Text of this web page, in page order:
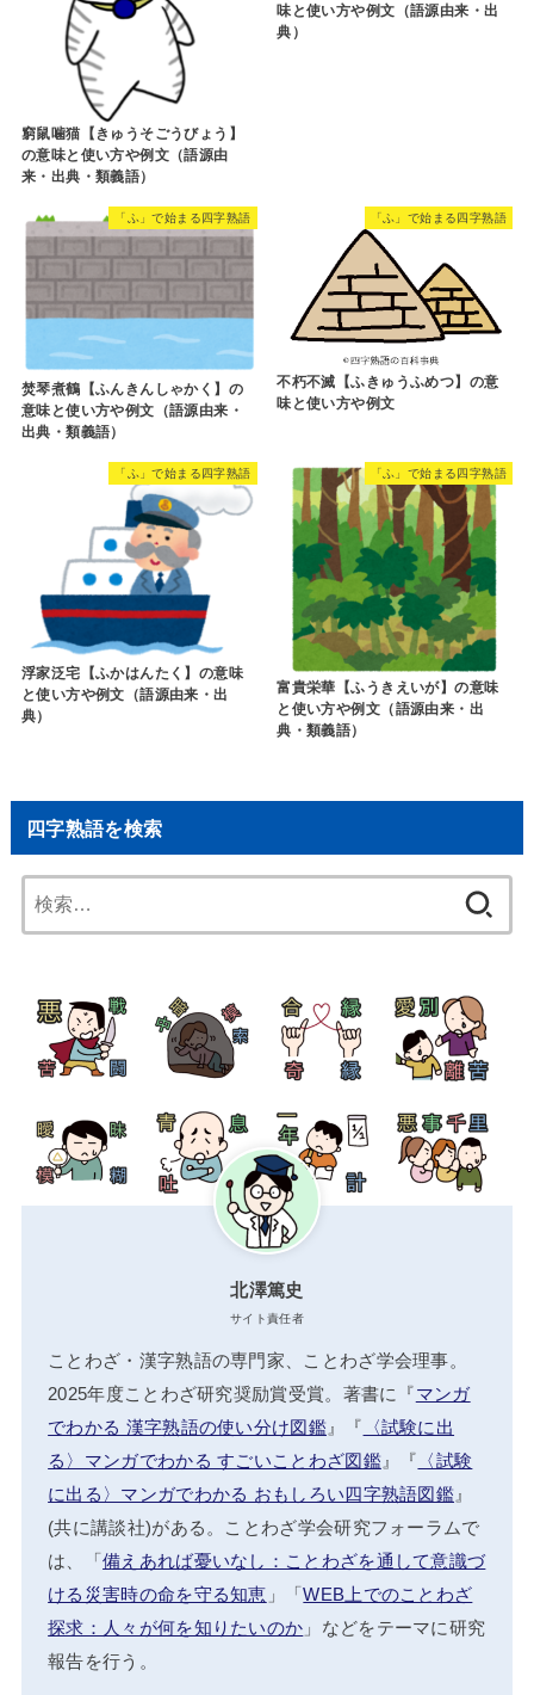
窮鼠噛猫【きゅうそごうびょう】
の意味と使い方や例文（語源由
来・出典・類義語）
味と使い方や例文（語源由来・出
典）
「ふ」で始まる四字熟語
焚琴煮鶴【ふんきんしゃかく】の
意味と使い方や例文（語源由来・
出典・類義語）
「ふ」で始まる四字熟語
不朽不滅【ふきゅうふめつ】の意
味と使い方や例文
「ふ」で始まる四字熟語
浮家泛宅【ふかはんたく】の意味
と使い方や例文（語源由来・出
典）
「ふ」で始まる四字熟語
富貴栄華【ふうきえいが】の意味
と使い方や例文（語源由来・出
典・類義語）
四字熟語を検索
索:
北澤篤史
サイト責任者
ことわざ・漢字熟語の専門家、ことわざ学会理事。
2025年度ことわざ研究奨励賞受賞。著書に『マンガ
でわかる 漢字熟語の使い分け図鑑』『 〈試験に出
る〉マンガでわかる すごいことわざ図鑑』『 〈試験
に出る〉マンガでわかる おもしろい四字熟語図鑑 』
(共に講談社)がある。ことわざ学会研究フォーラムで
は、「備えあれば憂いなし：ことわざを通して意識づ
ける災害時の命を守る知恵 」「WEB上でのことわざ
探求：人々が何を知りたいのか 」などをテーマに研究
報告を行う。